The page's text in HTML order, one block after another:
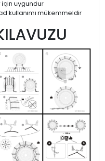
uygundur
kullanımı mükemmeldir